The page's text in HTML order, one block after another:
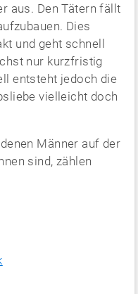
aus. Den Tätern fällt
Dies
und geht schnell
nur kurzfristig
entsteht jedoch die
vielleicht doch
Männer auf der
sind, zählen